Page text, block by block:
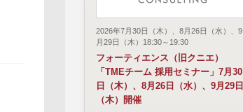
2026年7月30日（木）、8月26日（水）、9
月29日（木）18:30～19:30
フォーティエンス（旧クニエ）
「TMEチーム 採用セミナー」7月30
日（木）、8月26日（水）、9月29日
（木）開催